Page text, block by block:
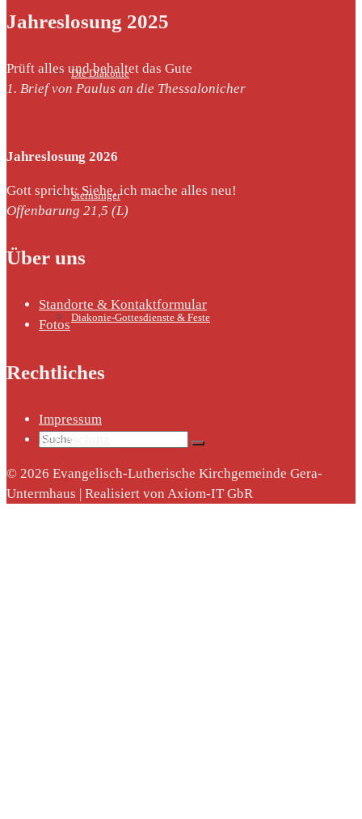
Die Diakonie
Sternsinger
Diakonie-Gottesdienste & Feste
Suche
Jahreslosung 2025
Prüft alles und behaltet das Gute
1. Brief von Paulus an die Thessalonicher
Jahreslosung 2026
Gott spricht: Siehe, ich mache alles neu!
Offenbarung 21,5 (L)
Über uns
Standorte & Kontaktformular
Fotos
Rechtliches
Impressum
Datenschutz
© 2026 Evangelisch-Lutherische Kirchgemeinde Gera-
Untermhaus | Realisiert von Axiom-IT GbR